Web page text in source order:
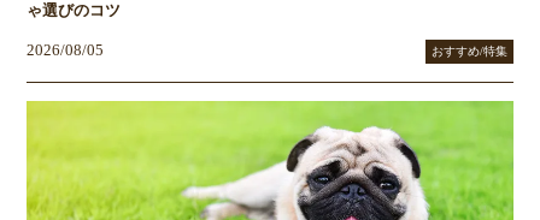
ゃ選びのコツ
2026/08/05 おすすめ/特集